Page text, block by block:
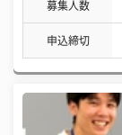
募集人数
申込締切